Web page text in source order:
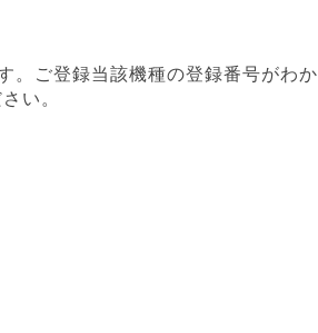
。ご登録当該機種の登録番号がわか
い。